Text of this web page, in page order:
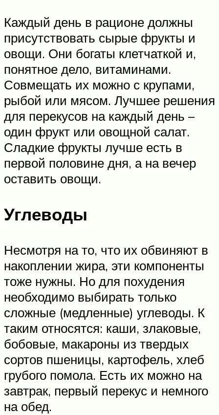
Каждый день в рационе должны
присутствовать сырые фрукты и
овощи. Они богаты клетчаткой и,
понятное дело, витаминами.
Совмещать их можно с крупами,
рыбой или мясом. Лучшее решения
для перекусов на каждый день –
один фрукт или овощной салат.
Сладкие фрукты лучше есть в
первой половине дня, а на вечер
оставить овощи.
Углеводы
Несмотря на то, что их обвиняют в
накоплении жира, эти компоненты
тоже нужны. Но для похудения
необходимо выбирать только
сложные (медленные) углеводы. К
таким относятся: каши, злаковые,
бобовые, макароны из твердых
сортов пшеницы, картофель, хлеб
грубого помола. Есть их можно на
завтрак, первый перекус и немного
на обед.